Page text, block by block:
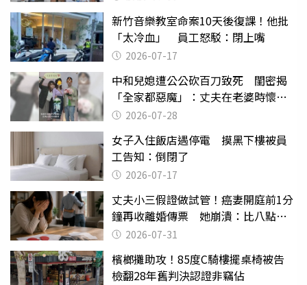
新竹音樂教室命案10天後復課！他批
「太冷血」 員工怒駁：閉上嘴
2026-07-17
中和兒媳遭公公砍百刀致死 閨密揭
「全家都惡魔」：丈夫在老婆時懷孕
摔東西
2026-07-28
女子入住飯店遇停電 摸黑下樓被員
工告知：倒閉了
2026-07-17
丈夫小三假證做試管！癌妻開庭前1分
鐘再收離婚傳票 她崩潰：比八點檔
還扯2026-07-31
檳榔攤助攻！85度C騎樓擺桌椅被告
檢翻28年舊判決認證非竊佔